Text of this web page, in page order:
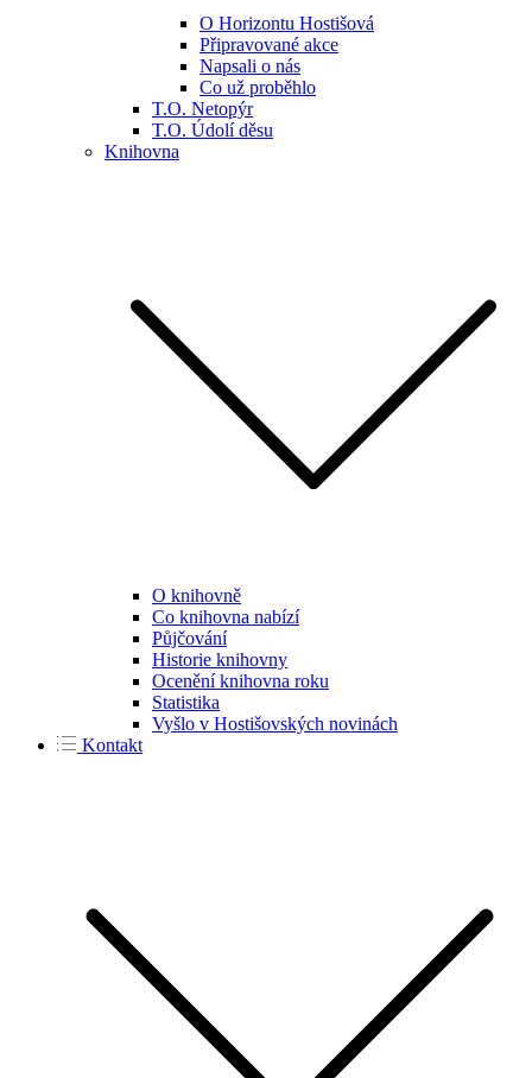
O Horizontu Hostišová
Připravované akce
Napsali o nás
Co už proběhlo
T.O. Netopýr
T.O. Údolí děsu
Knihovna
O knihovně
Co knihovna nabízí
Půjčování
Historie knihovny
Ocenění knihovna roku
Statistika
Vyšlo v Hostišovských novinách
Kontakt